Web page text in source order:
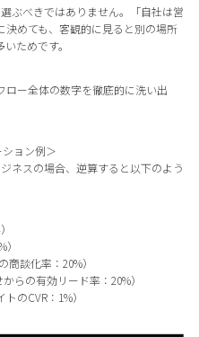
ぶべきではありません。「自社は営
めても、客観的に見ると別の場所
ためです。
ロー全体の数字を徹底的に洗い出
ョン例＞
ネスの場合、逆算すると以下のよう
談化率：20%）
らの有効リード率：20%）
のCVR：1%）